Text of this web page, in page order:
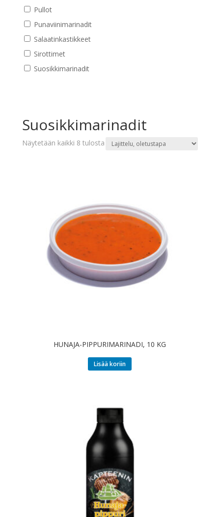
Suosikkimarinadit
Näytetään kaikki 8 tulosta
HUNAJA-PIPPURIMARINADI, 10 KG
Lisää koriin
Pullot
Punaviinimarinadit
Salaatinkastikkeet
Sirottimet
Suosikkimarinadit